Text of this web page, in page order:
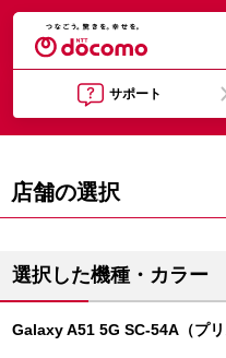
サポート
店舗の選択
選択した機種・カラー
Galaxy A51 5G SC-54A（プリ